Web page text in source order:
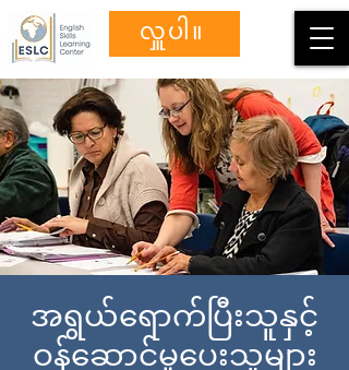
လှူပါ။
အရွယ်ရောက်ပြီးသူနှင့်
ဝန်ဆောင်မှုပေးသူများ